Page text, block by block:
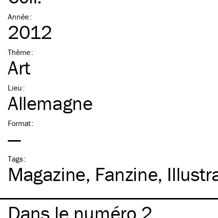
Année:
2012
Thème:
Art
Lieu :
Allemagne
Format:
—
Tags:
Magazine Fanzine
Dans le numéro 2